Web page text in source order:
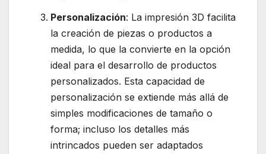
Personalización: La impresión 3D facilita
la creación de piezas o productos a
medida, lo que la convierte en la opción
ideal para el desarrollo de productos
personalizados. Esta capacidad de
personalización se extiende más allá de
simples modificaciones de tamaño o
forma; incluso los detalles más
intrincados pueden ser adaptados